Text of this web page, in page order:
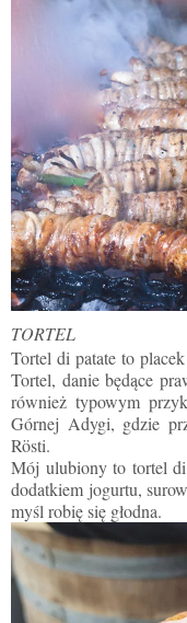
TORTEL
Tortel di patate to
Tortel, danie będące
również typowym
Górnej Adygi, gdzie
Rösti.
Mój ulubiony to tortel
dodatkiem jogurtu,
myśl robię się głodna.